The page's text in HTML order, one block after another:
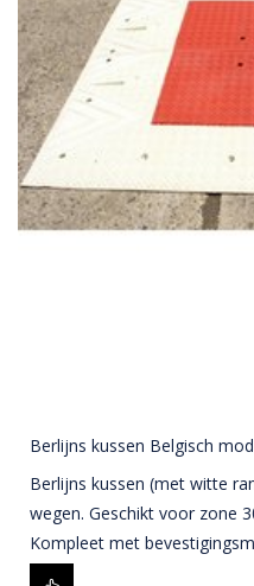
Berlijns kussen Belgisch
Berlijns kussen (met witte
wegen. Geschikt voor zone
Kompleet met